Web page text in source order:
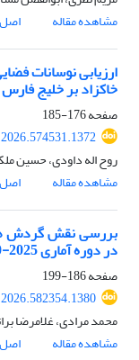
مشاهده مقاله
ارزیابی نوسانات
خاکزاد بر خلیج
صفحه176-185
روح اله داودی، حسین
مشاهده مقاله
بررسی نقش گردش
در دوره آماری 2025-1980
صفحه186-199
محمد مرادی، غلامرضا
مشاهده مقاله